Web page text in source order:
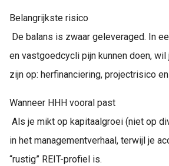
Belangrijkste risico
De balans is zwaar geleveraged. In
en vastgoedcycli pijn kunnen doen,
zijn op: herfinanciering, projectrisico
Wanneer HHH vooral past
Als je mikt op kapitaalgroei (niet op
in het managementverhaal, terwijl je
“rustig” REIT-profiel is.